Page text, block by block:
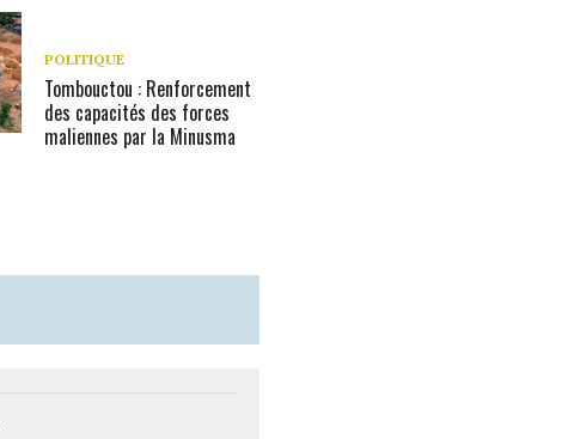
POLITIQUE
Tombouctou : Renforcement
des capacités des forces
maliennes par la Minusma